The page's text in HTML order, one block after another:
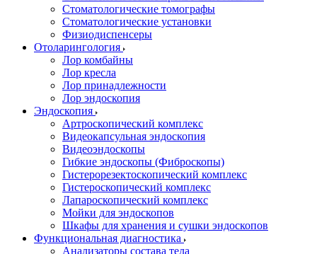
Стоматологические томографы
Стоматологические установки
Физиодиспенсеры
Отоларингология
Лор комбайны
Лор кресла
Лор принадлежности
Лор эндоскопия
Эндоскопия
Артроскопический комплекс
Видеокапсульная эндоскопия
Видеоэндоскопы
Гибкие эндоскопы (Фиброcкопы)
Гистерорезектоскопический комплекс
Гистероскопический комплекс
Лапароскопический комплекс
Мойки для эндоскопов
Шкафы для хранения и сушки эндоскопов
Функциональная диагностика
Анализаторы состава тела